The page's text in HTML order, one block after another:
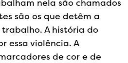
nela são chamados
são os que detêm a
A história do
essa violência. A
de cor e de